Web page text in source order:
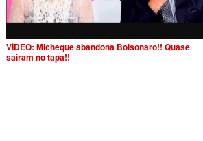
VÍDEO: Micheque abandona Bolsonaro!! Quase
saíram no tapa!!